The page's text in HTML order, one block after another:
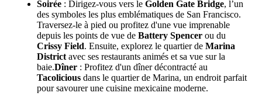
Soirée : Dirigez-vous vers le Golden Gate Bridge, l’un
des symboles les plus emblématiques de San Francisco.
Traversez-le à pied ou profitez d'une vue imprenable
depuis les points de vue de Battery Spencer ou du
Crissy Field. Ensuite, explorez le quartier de Marina
District avec ses restaurants animés et sa vue sur la
baie.Dîner : Profitez d'un dîner décontracté au
Tacolicious dans le quartier de Marina, un endroit parfait
pour savourer une cuisine mexicaine moderne.